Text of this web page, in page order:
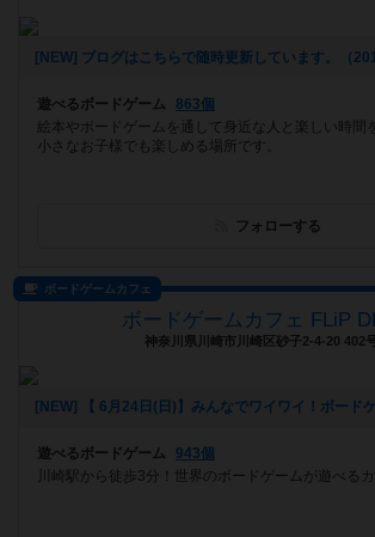
遊べるボードゲーム
863個
絵本やボードゲームを通して身近な人と楽しい時間
小さなお子様でも楽しめる場所です。
フォローする
ボードゲームカフェ
ボードゲームカフェ FLiP
神奈川県川崎市川崎区砂子2-4-20 402
遊べるボードゲーム
943個
川崎駅から徒歩3分！世界のボードゲームが遊べるカ